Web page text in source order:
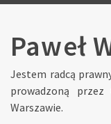
Paweł
Jestem radcą
prowadzoną
Warszawie.